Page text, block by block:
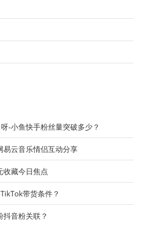
-小鱼快手粉丝量突破多少？
易云音乐情侣互动分享
收藏今日焦点
带货条件？
音粉关联？